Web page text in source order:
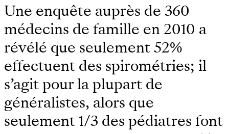
Une enquête auprès de 360
médecins de famille en 2010 a
révélé que seulement 52%
effectuent des spirométries; il
s’agit pour la plupart de
généralistes, alors que
seulement 1/3 des pédiatres font